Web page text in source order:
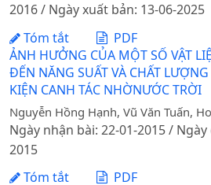
2016 / Ngày xuất bản: 13-06-2025
Tóm tắt
PDF
ẢNH HƯỞNG CỦA MỘT SỐ VẬT
ĐẾN NĂNG SUẤT VÀ CHẤT
KIỆN CANH TÁC NHỜNƯỚC TRỜI
Nguyễn Hồng Hạnh, Vũ Văn Tuấn,
Ngày nhận bài: 22-01-2015 /
2015
Tóm tắt
PDF